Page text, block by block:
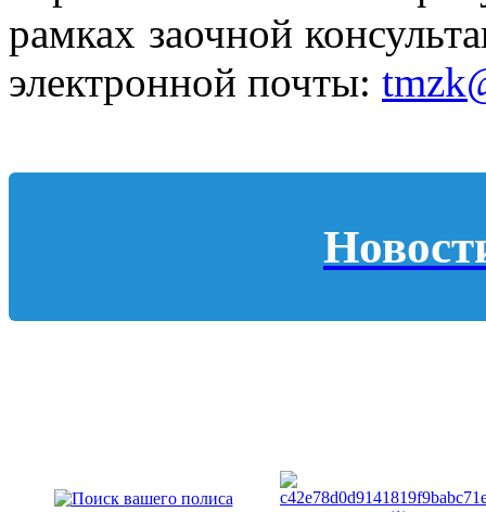
рамках заочной
электронной почты: